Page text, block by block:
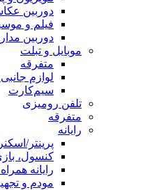
دوربین
فیلم و
دوربین
موبایل و تبلت
متفرقه
لوازم
سیم‌کارت
تلفن رومیزی
متفرقه
رایانه
پرینتر/
کنسول،
رایانه
مودم و